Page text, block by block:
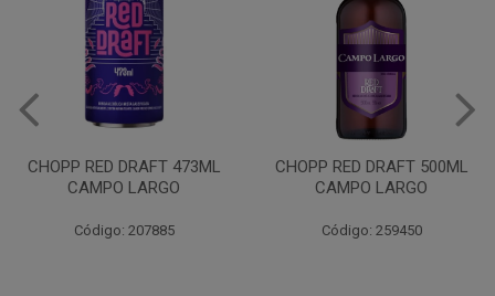
CHOPP RED DRAFT 500ML
CAMPO LARGO
Código: 259450
VINHO JURUPINGA DINALLE
975ML BCO